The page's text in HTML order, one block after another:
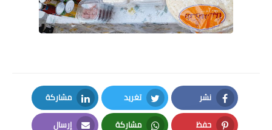
نشر
Facebook
تغريد
Twitter
مشاركة
LinkedIn
حفظ مشاركة إرسال